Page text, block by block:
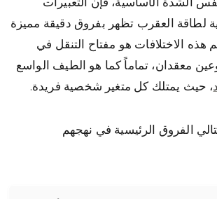
الشدة الأساسية، فإن التعبيرات
لطاقة العقرب تظهر بفروق دقيقة مميزة
هذه الاختلافات هو مفتاح التنقل في
معقدان، تماماً كما هو الطيف الواسع
، حيث يمتلك كل متغير شخصية فريدة.
الفروق الرئيسية في نهجهم